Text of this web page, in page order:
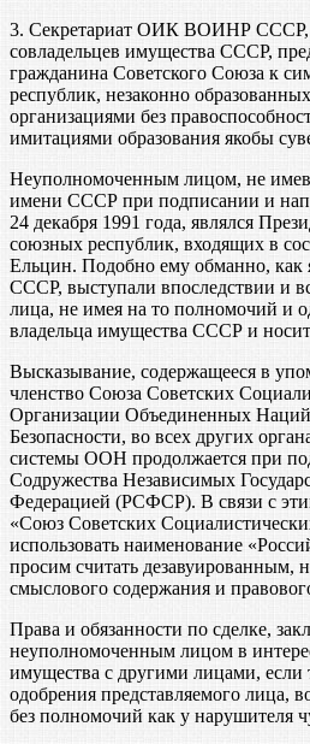
3. Секретариат ОИК ВОИНР СССР,
совладельцев имущества СССР,
гражданина Советского Союза к
республик, незаконно
организациями без
имитациями образования якобы
Неуполномоченным лицом, не
имени СССР при подписании и
24 декабря 1991 года, являлся
союзных республик, входящих в
Ельцин. Подобно ему обманно, как
СССР, выступали впоследствии и
лица, не имея на то полномочий и
владельца имущества СССР и
Высказывание, содержащееся в
членство Союза Советских
Организации Объединенных
Безопасности, во всех других
системы ООН продолжается при
Содружества Независимых
Федерацией (РСФСР). В связи с
«Союз Советских
использовать наименование
просим считать дезавуированным,
смыслового содержания и
Права и обязанности по сделке,
неуполномоченным лицом в
имущества с другими лицами, если
одобрения представляемого лица,
без полномочий как у нарушителя